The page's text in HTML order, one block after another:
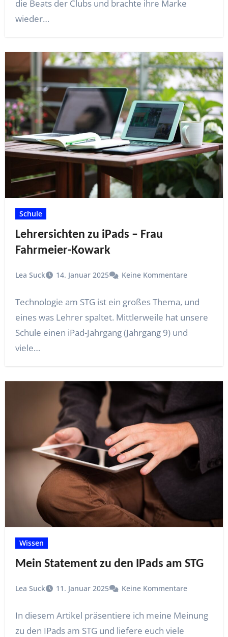
die Beats der Clubs und brachte ihre Marke
wieder…
Schule
Lehrersichten zu iPads – Frau
Fahrmeier-Kowark
Lea Suck 14. Januar 2025 Keine Kommentare
Technologie am STG ist ein großes Thema, und
eines was Lehrer spaltet. Mittlerweile hat unsere
Schule einen iPad-Jahrgang (Jahrgang 9) und
viele…
Wissen
Mein Statement zu den IPads am STG
Lea Suck 11. Januar 2025 Keine Kommentare
In diesem Artikel präsentiere ich meine Meinung
zu den IPads am STG und liefere euch viele